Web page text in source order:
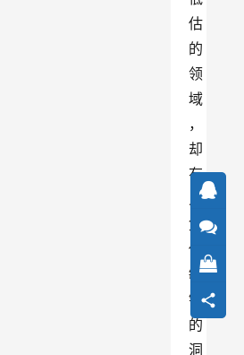
估
的
领
域
，
却
有
人
凭
借
敏
锐
的
洞